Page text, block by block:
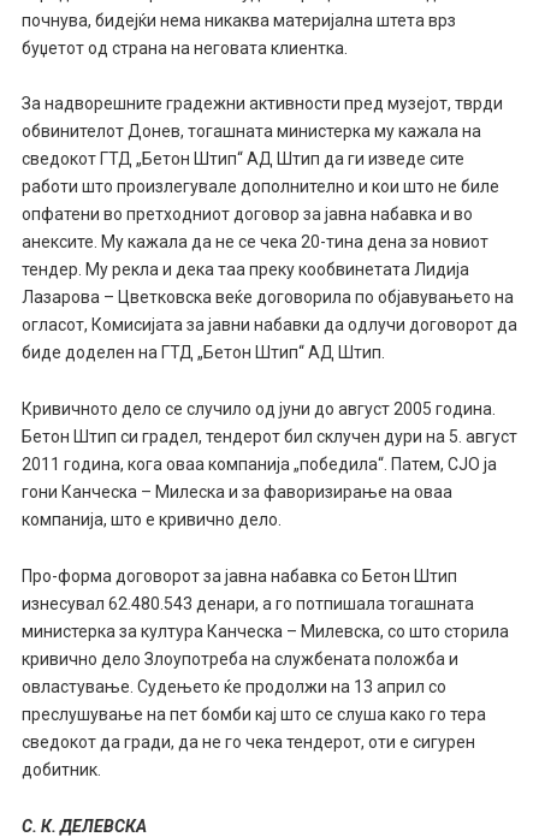
почнува, бидејќи нема никаква материјална штета врз
буџетот од страна на неговата клиентка.
За надворешните градежни активности пред музејот, тврди
обвинителот Донев, тогашната министерка му кажала на
сведокот ГТД „Бетон Штип“ АД Штип да ги изведе сите
работи што произлегувале дополнително и кои што не биле
опфатени во претходниот договор за јавна набавка и во
анексите. Му кажала да не се чека 20-тина дена за новиот
тендер. Му рекла и дека таа преку кообвинетата Лидија
Лазарова – Цветковска веќе договорила по објавувањето на
огласот, Комисијата за јавни набавки да одлучи договорот да
биде доделен на ГТД „Бетон Штип“ АД Штип.
Кривичното дело се случило од јуни до август 2005 година.
Бетон Штип си градел, тендерот бил склучен дури на 5. август
2011 година, кога оваа компанија „победила“. Патем, СЈО ја
гони Канческа – Милеска и за фаворизирање на оваа
компанија, што е кривично дело.
Про-форма договорот за јавна набавка со Бетон Штип
изнесувал 62.480.543 денари, а го потпишала тогашната
министерка за култура Канческа – Милевска, со што сторила
кривично дело Злоупотреба на службената положба и
овластување. Судењето ќе продолжи на 13 април со
преслушување на пет бомби кај што се слуша како го тера
сведокот да гради, да не го чека тендерот, оти е сигурен
добитник.
С. К. ДЕЛЕВСКА